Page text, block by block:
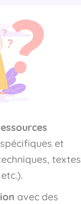
spécifiques et
textes
avec des